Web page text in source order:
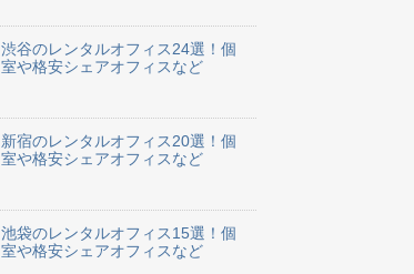
渋谷のレンタルオフィス24選！個
室や格安シェアオフィスなど
新宿のレンタルオフィス20選！個
室や格安シェアオフィスなど
池袋のレンタルオフィス15選！個
室や格安シェアオフィスなど